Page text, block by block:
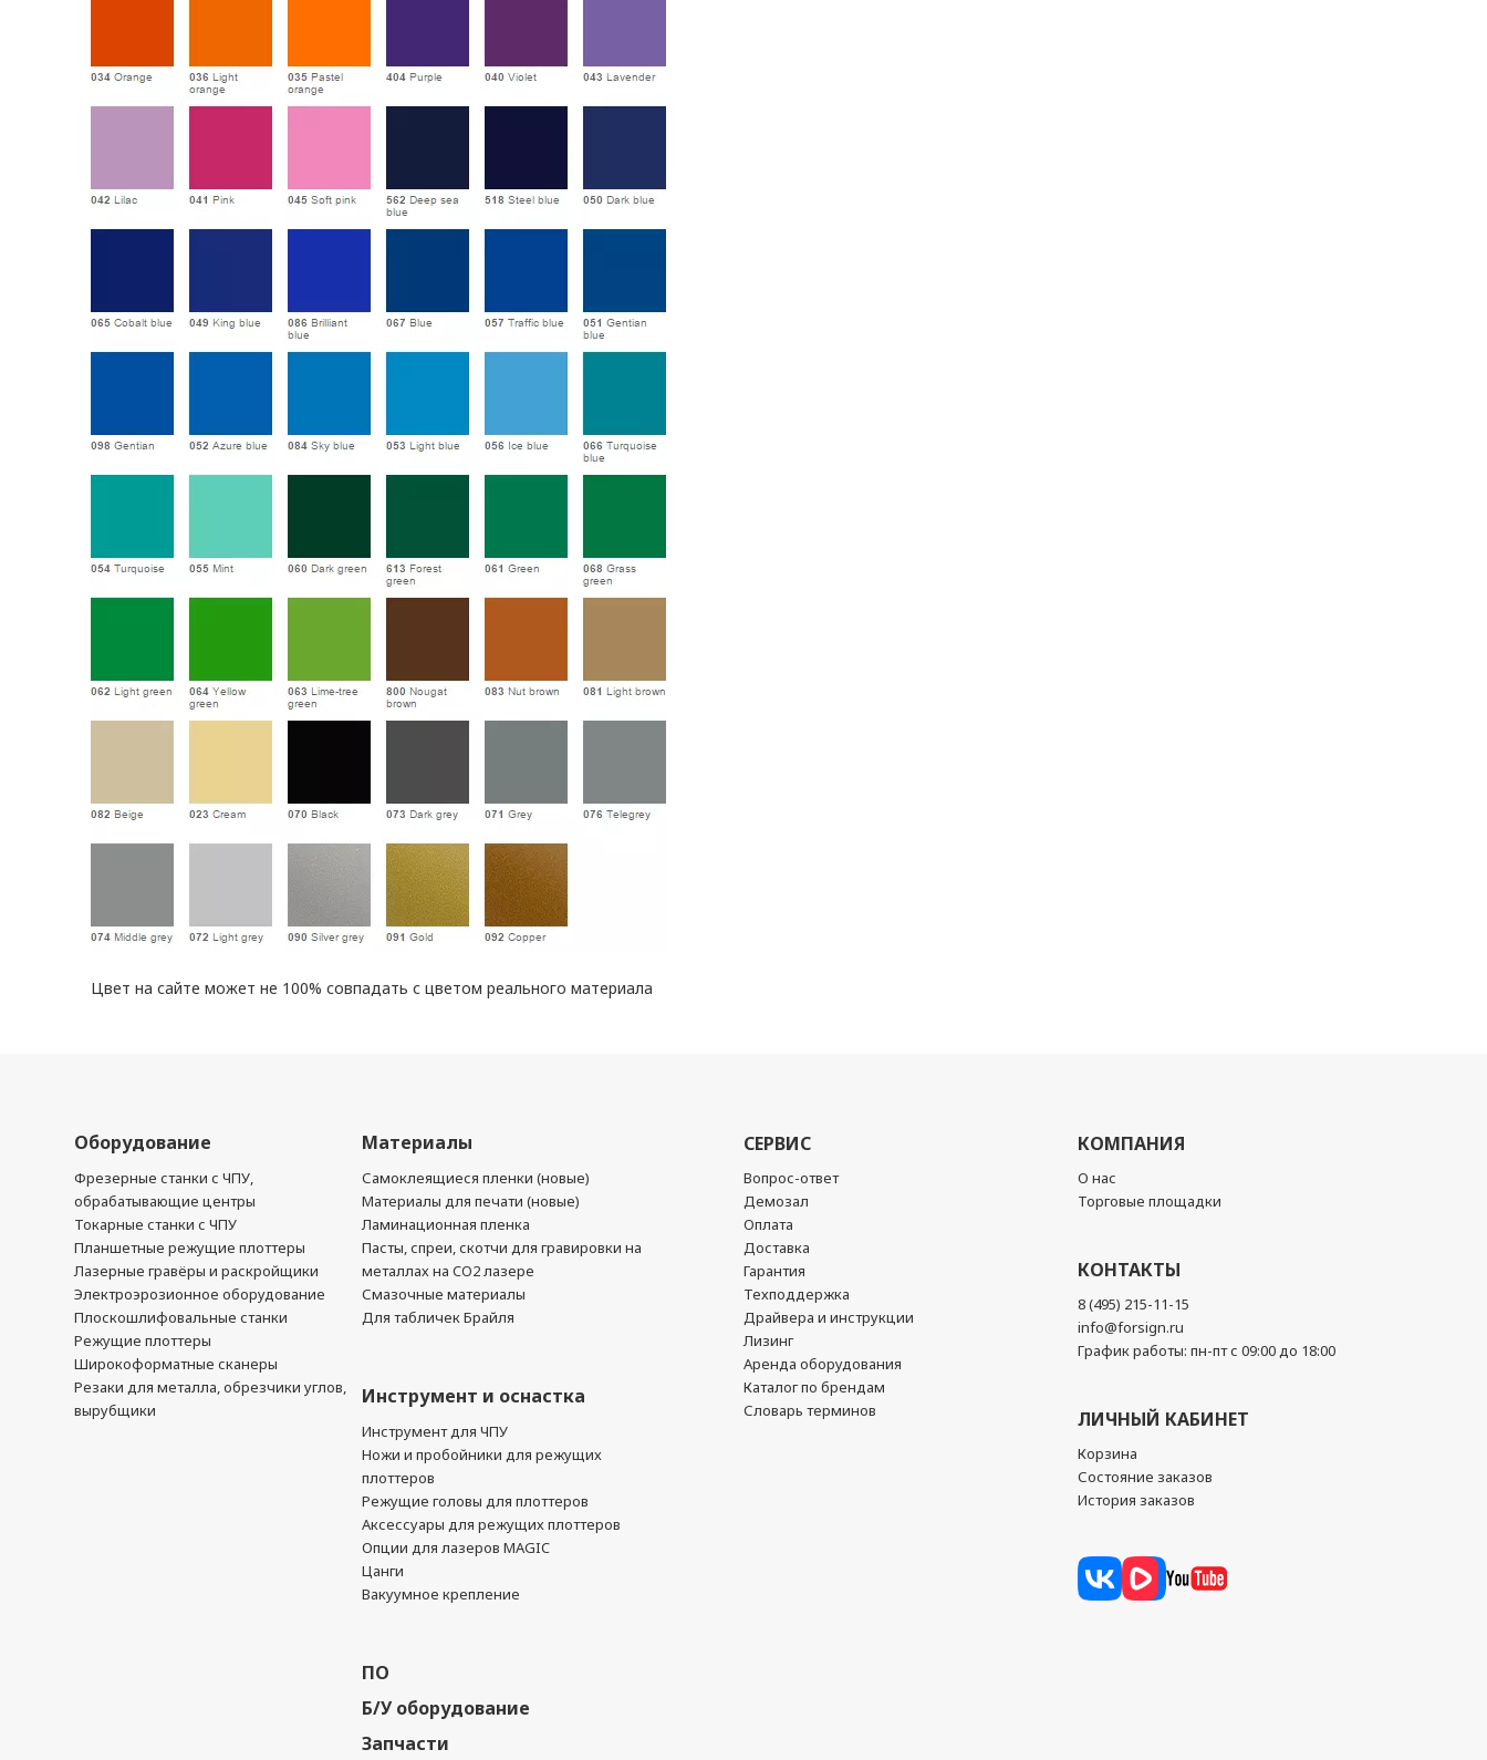
Цвет на сайте может не 100% совпадать с цветом реального материала
Оборудование
Фрезерные станки с ЧПУ,
обрабатывающие центры
Токарные станки с ЧПУ
Планшетные режущие плоттеры
Лазерные гравёры и раскройщики
Электроэрозионное оборудование
Плоскошлифовальные станки
Режущие плоттеры
Широкоформатные сканеры
Резаки для металла, обрезчики углов,
вырубщики
Материалы
Самоклеящиеся пленки (новые)
Материалы для печати (новые)
Ламинационная пленка
Пасты, спреи, скотчи для гравировки на
металлах на CO2 лазере
Смазочные материалы
Для табличек Брайля
Инструмент и оснастка
Инструмент для ЧПУ
Ножи и пробойники для режущих
плоттеров
Режущие головы для плоттеров
Аксессуары для режущих плоттеров
Опции для лазеров MAGIC
Цанги
Вакуумное крепление
ПО
Б/У оборудование
Запчасти
СЕРВИС
Вопрос-ответ
Демозал
Оплата
Доставка
Гарантия
Техподдержка
Драйвера и инструкции
Лизинг
Аренда оборудования
Каталог по брендам
Словарь терминов
КОМПАНИЯ
О нас
Торговые площадки
КОНТАКТЫ
8 (495) 215-11-15
info@forsign.ru
График работы: пн-пт с 09:00 до 18:00
ЛИЧНЫЙ КАБИНЕТ
Корзина
Состояние заказов
История заказов